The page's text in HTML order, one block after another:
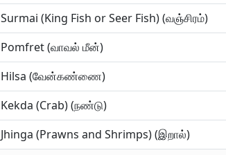
Surmai (King Fish or Seer Fish) (வஞ்சிரம்)
Pomfret (வாவல் மீன்)
Hilsa (வேன்கண்ணை)
Kekda (Crab) (நண்டு)
Jhinga (Prawns and Shrimps) (இறால்)